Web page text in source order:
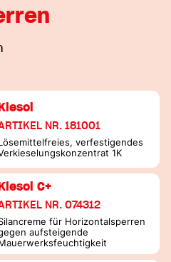
NR. 181001
verfestigendes
1K
C+
NR. 074312
für Horizontalsperren
aufsteigende